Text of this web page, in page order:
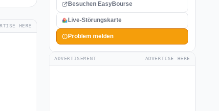
HERE
Besuchen EasyBourse
Live-Störungskarte
Problem melden
ADVERTISEMENT ADVERTISE HERE